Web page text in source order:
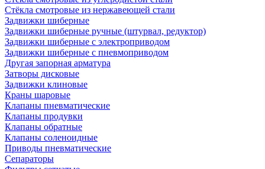
Стёкла смотровые из нержавеющей стали
Задвижки шиберные
Задвижки шиберные ручные (штурвал, редуктор)
Задвижки шиберные с электроприводом
Задвижки шиберные с пневмоприводом
Другая запорная арматура
Затворы дисковые
Задвижки клиновые
Краны шаровые
Клапаны пневматические
Клапаны продувки
Клапаны обратные
Клапаны соленоидные
Приводы пневматические
Сепараторы